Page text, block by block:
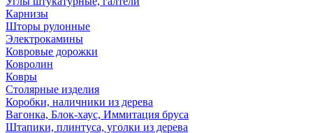
Карнизы
Шторы рулонные
Электрокамины
Ковровые дорожки
Ковролин
Ковры
Столярные изделия
Коробки, наличники из дерева
Вагонка, Блок-хаус, Иммитация бруса
Штапики, плинтуса, уголки из дерева